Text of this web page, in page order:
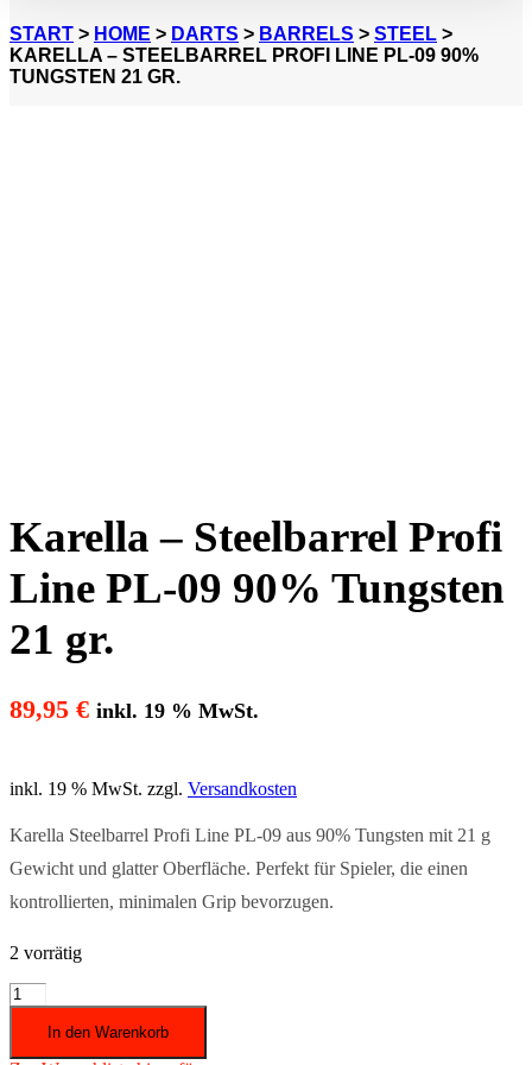
START > HOME > DARTS > BARRELS > STEEL >
KARELLA – STEELBARREL PROFI LINE PL-09 90%
TUNGSTEN 21 GR.
Karella – Steelbarrel Profi
Line PL-09 90% Tungsten
21 gr.
89,95 € inkl. 19 % MwSt.
inkl. 19 % MwSt. zzgl. Versandkosten
Karella Steelbarrel Profi Line PL-09 aus 90% Tungsten mit 21 g
Gewicht und glatter Oberfläche. Perfekt für Spieler, die einen
kontrollierten, minimalen Grip bevorzugen.
2 vorrätig
Karella
-
Steelbarrel
Profi
In den Warenkorb